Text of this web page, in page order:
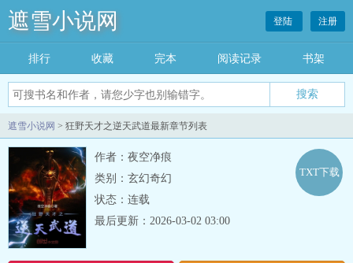
遮雪小说网 登陆 注册
排行 收藏 完本 阅读记录 书架
遮雪小说网 > 狂野天才之逆天武道最新章节列表
作者：夜空净痕
类别：玄幻奇幻
状态：连载
TXT下载
最后更新：2026-03-02 03:00